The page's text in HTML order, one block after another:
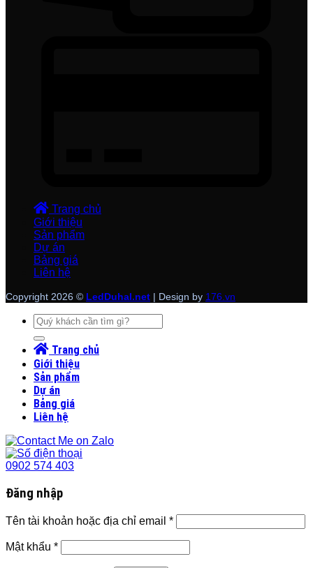
Trang chủ
Giới thiệu
Sản phẩm
Dự án
Bảng giá
Liên hệ
Copyright 2026 © LedDuhal.net | Design by 176.vn
Tìm
kiếm:
Trang chủ
Giới thiệu
Sản phẩm
Dự án
Bảng giá
Liên hệ
0902 574 403
Đăng nhập
Tên tài khoản hoặc địa chỉ email *
Mật khẩu *